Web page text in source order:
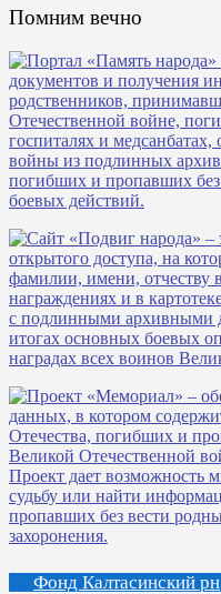
Помним вечно
Фонд Калтасинский рн